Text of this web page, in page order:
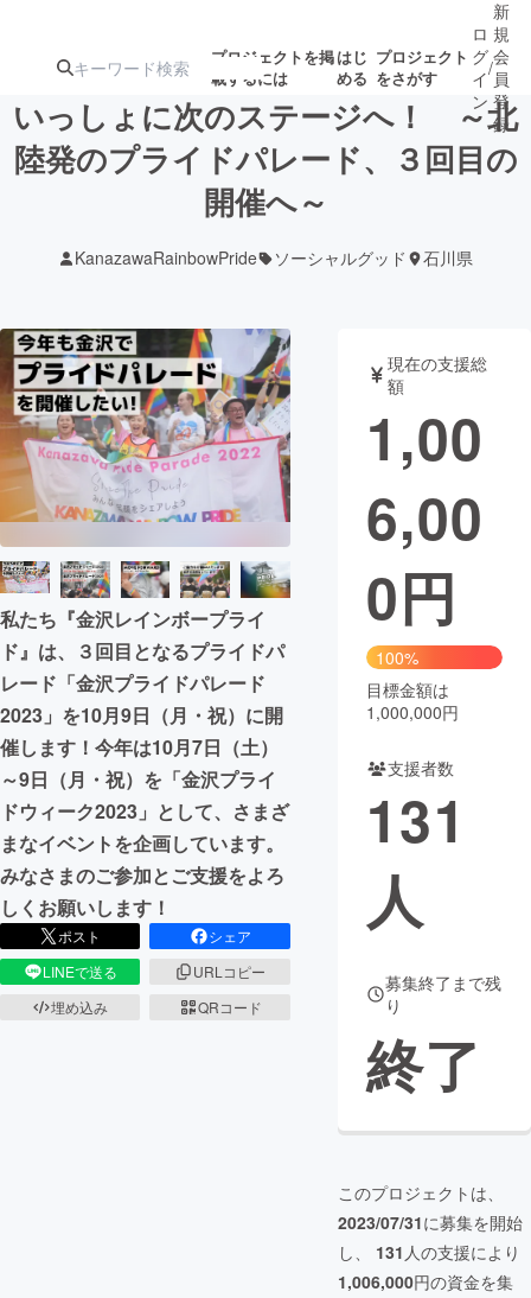
プロジェクトを掲
載するには
はじ
める
プロジェクト
をさがす
注目の新着プロ募集終了が近いプ
テクノロジー・ガジェット
映像・映画 書籍・雑誌
ビジネス・起業 チャレンジ
まちづくり・地域活性化
CAMPFIRE for Social Good
CAMPFIRE Creation
CAMPFIREふるさと納税
コミュニティ
ロ
グ
イ
ン
/
新
規
会
員
登
録
いっしょに次のステージへ！ ～北
陸発のプライドパレード、３回目の
開催へ～
KanazawaRainbowPride ソーシャルグッド 石川県
私たち『金沢レインボープライ
ド』は、３回目となるプライドパ
レード「金沢プライドパレード
2023」を10月9日（月・祝）に開
催します！今年は10月7日（土）
～9日（月・祝）を「金沢プライ
ドウィーク2023」として、さまざ
まなイベントを企画しています。
みなさまのご参加とご支援をよろ
しくお願いします！
ポスト
シェア
LINEで送る
URLコピー
埋め込み
QRコード
現在の支援総
額
1,00
6,00
0円
100%
目標金額は
1,000,000円
支援者数
131
人
募集終了まで残
り
終了
このプロジェクトは、
2023/07/31に募集を開始
し、 131 人の支援により
1,006,000円の資金を集